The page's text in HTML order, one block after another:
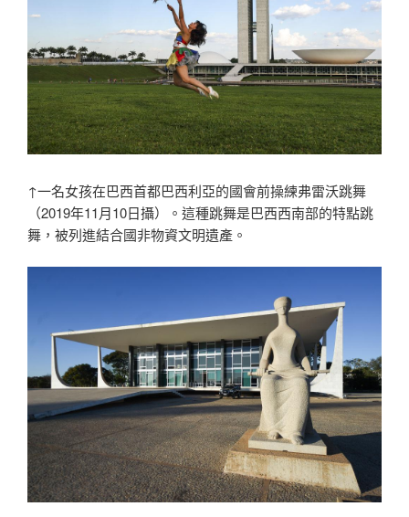
↑一名女孩在巴西首都巴西利亞的國會前操練弗雷沃跳舞
（2019年11月10日攝）。這種跳舞是巴西西南部的特點跳
舞，被列進結合國非物資文明遺產。